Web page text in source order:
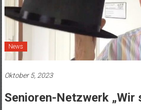
News
Oktober 5, 2023
Senioren-Netzwerk „Wir